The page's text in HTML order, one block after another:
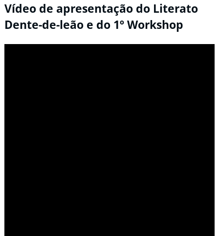
Vídeo de apresentação do Literato
Dente-de-leão e do 1º Workshop